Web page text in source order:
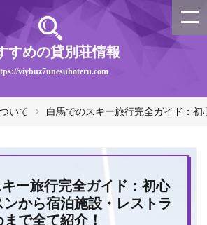
すめの貸別荘情報
viybuz7unesuhoteru.com
いて 白馬でのスキー旅行完全ガイド：
ー旅行完全ガイド：初心
から宿泊施設・レストラ
で全て紹介！